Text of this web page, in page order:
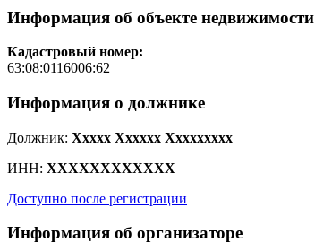
Информация об объекте недвижимости
Кадастровый номер:
63:08:0116006:62
Информация о должнике
Должник: Xxxxx Xxxxxx Xxxxxxxxx
ИНН: XXXXXXXXXXXX
Доступно после регистрации
Информация об организаторе